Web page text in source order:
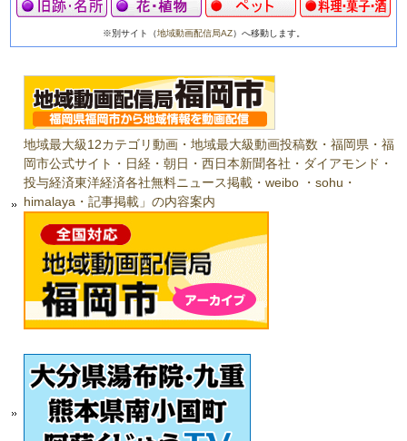
※別サイト（地域動画配信局AZ）へ移動します。
地域最大級12カテゴリ動画・地域最大級動画投稿数・福岡県・福
岡市公式サイト・日経・朝日・西日本新聞各社・ダイアモンド・
投与経済東洋経済各社無料ニュース掲載・weibo ・sohu・
himalaya・記事掲載」の内容案内